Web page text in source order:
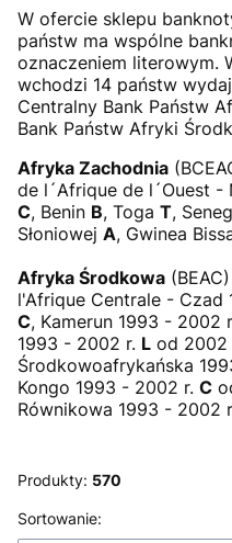
W ofercie sklepu
państw ma wspólne
oznaczeniem literowym.
wchodzi 14 państw
Centralny Bank Państw
Bank Państw Afryki
Afryka Zachodnia
de l´Afrique de l´Ouest -
C, Benin B, Toga T,
Słoniowej A, Gwinea
Afryka Środkowa
l'Afrique Centrale - Czad
C, Kamerun 1993 - 2002
1993 - 2002 r. L od 2002
Środkowoafrykańska
Kongo 1993 - 2002 r. C
Równikowa 1993 - 2002
Produkty: 570
Lista produktów
Sortowanie: